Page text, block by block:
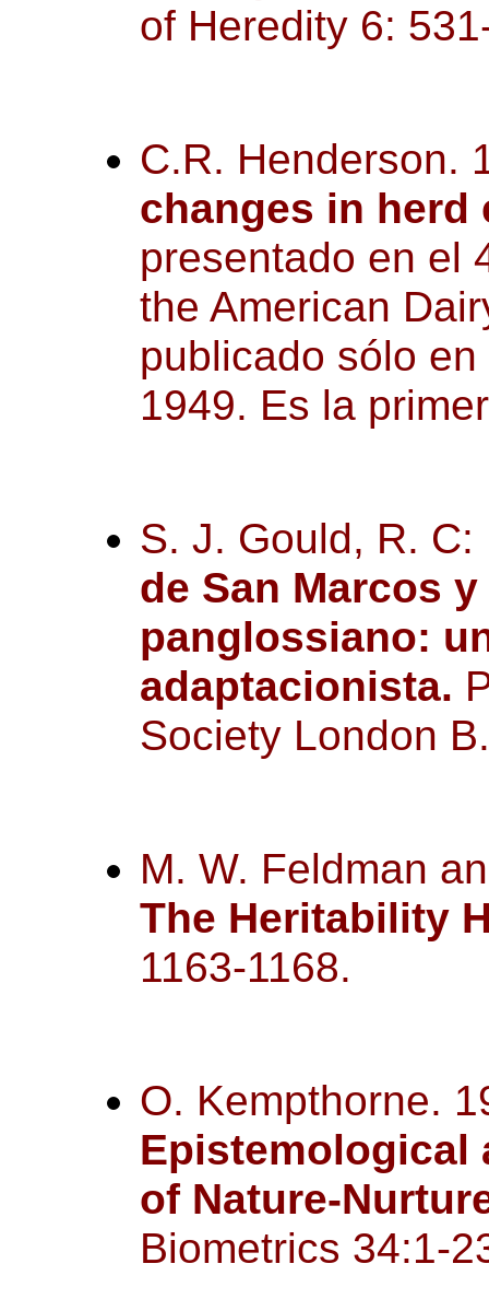
of Heredity 6:
C.R. Henderson.
changes in herd
presentado en el
the American
publicado sólo
1949. Es la
S. J. Gould, R.
de San Marcos
panglossiano:
adaptacionista.
Society London
M. W. Feldman
The Heritability
1163-1168.
O. Kempthorne.
Epistemological
of Nature-
Biometrics 34:1-